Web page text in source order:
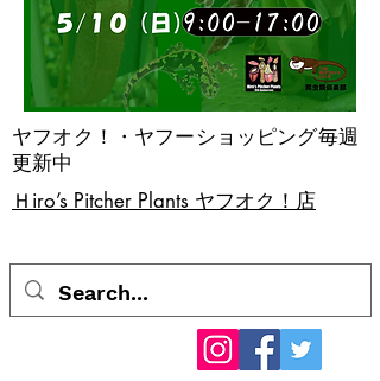
​Ｈiro’s Pitcher Plants ヤフオク！店
ヤフオク！・ヤフーショッピング毎週
更新中